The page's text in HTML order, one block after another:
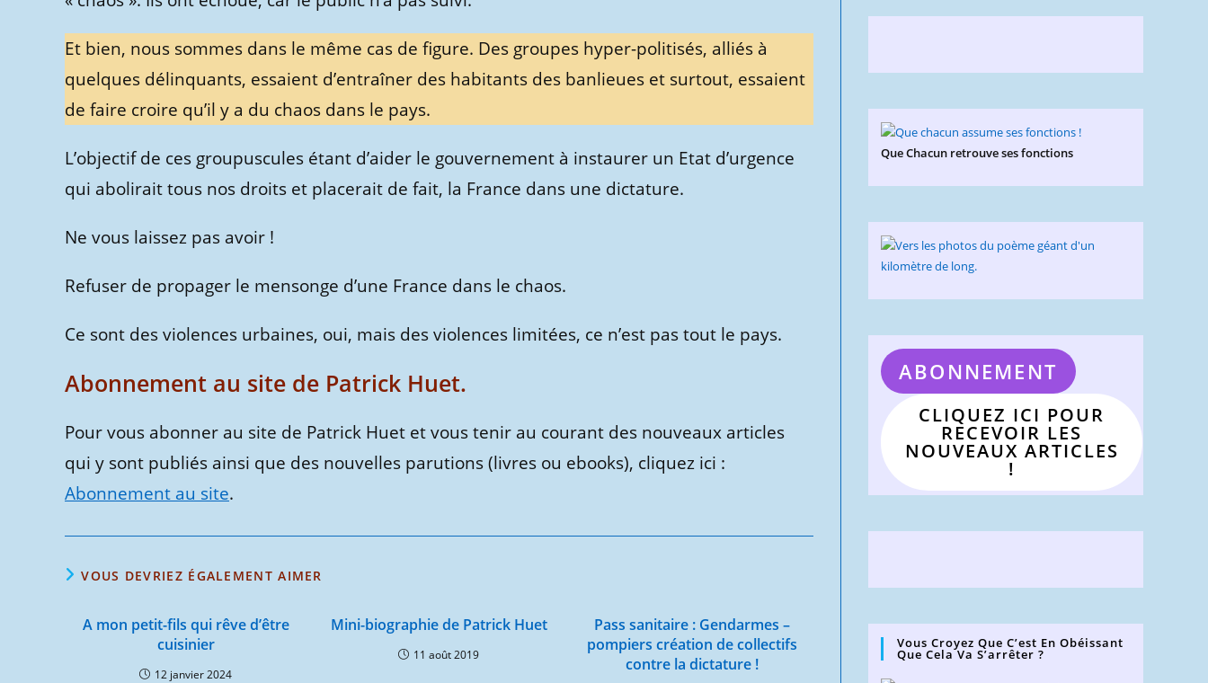
Et bien, nous sommes dans le même cas de figure. Des groupes hyper-politisés, alliés à
quelques délinquants, essaient d’entraîner des habitants des banlieues et surtout, essaient
de faire croire qu’il y a du chaos dans le pays.
L’objectif de ces groupuscules étant d’aider le gouvernement à instaurer un Etat d’urgence
qui abolirait tous nos droits et placerait de fait, la France dans une dictature.
Ne vous laissez pas avoir !
Refuser de propager le mensonge d’une France dans le chaos.
Ce sont des violences urbaines, oui, mais des violences limitées, ce n’est pas tout le pays.
Abonnement au site de Patrick Huet.
Pour vous abonner au site de Patrick Huet et vous tenir au courant des nouveaux articles
qui y sont publiés ainsi que des nouvelles parutions (livres ou ebooks), cliquez ici :
Abonnement au site.
VOUS DEVRIEZ ÉGALEMENT AIMER
A mon petit-fils qui rêve d’être
cuisinier
12 janvier 2024
Mini-biographie de Patrick Huet
11 août 2019
Pass sanitaire : Gendarmes –
pompiers création de collectifs
contre la dictature !
Que Chacun retrouve ses fonctions
ABONNEMENT
CLIQUEZ ICI POUR
RECEVOIR LES
NOUVEAUX ARTICLES
!
Vous Croyez Que C’est En Obéissant
Que Cela Va S’arrêter ?